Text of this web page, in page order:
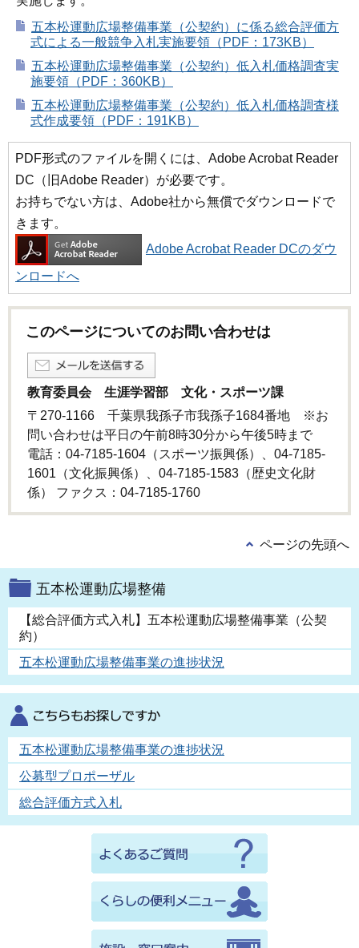
五本松運動広場整備事業（公契約）に係る総合評価方
式による一般競争入札実施要領（PDF：173KB）
五本松運動広場整備事業（公契約）低入札価格調査実
施要領（PDF：360KB）
五本松運動広場整備事業（公契約）低入札価格調査様
式作成要領（PDF：191KB）
PDF形式のファイルを開くには、Adobe Acrobat Reader
DC（旧Adobe Reader）が必要です。
お持ちでない方は、Adobe社から無償でダウンロードで
きます。
Adobe Acrobat Reader DCのダウ
ンロードへ
このページについてのお問い合わせは
教育委員会 生涯学習部 文化・スポーツ課
〒270-1166 千葉県我孫子市我孫子1684番地 ※お
問い合わせは平日の午前8時30分から午後5時まで
電話：04-7185-1604（スポーツ振興係）、04-7185-
1601（文化振興係）、04-7185-1583（歴史文化財
係） ファクス：04-7185-1760
ページの先頭へ
五本松運動広場整備
【総合評価方式入札】五本松運動広場整備事業（公契
約）
五本松運動広場整備事業の進捗状況
五本松運動広場整備事業の進捗状況
公募型プロポーザル
総合評価方式入札